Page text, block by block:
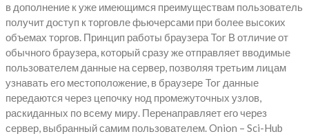
в дополнение к уже имеющимся преимуществам пользователь
получит доступ к торговле фьючерсами при более высоких
объемах торгов. Принцип работы браузера Tor В отличие от
обычного браузера, который сразу же отправляет вводимые
пользователем данные на сервер, позволяя третьим лицам
узнавать его местоположение, в браузере Tor данные
передаются через цепочку нод промежуточных узлов,
раскиданных по всему миру. Перенаправляет его через
сервер, выбранный самим пользователем. Onion – Sci-Hub